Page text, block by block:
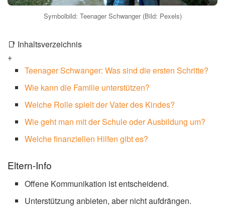
Symbolbild: Teenager Schwanger (Bild: Pexels)
📑 Inhaltsverzeichnis
+
Teenager Schwanger: Was sind die ersten Schritte?
Wie kann die Familie unterstützen?
Welche Rolle spielt der Vater des Kindes?
Wie geht man mit der Schule oder Ausbildung um?
Welche finanziellen Hilfen gibt es?
Eltern-Info
Offene Kommunikation ist entscheidend.
Unterstützung anbieten, aber nicht aufdrängen.